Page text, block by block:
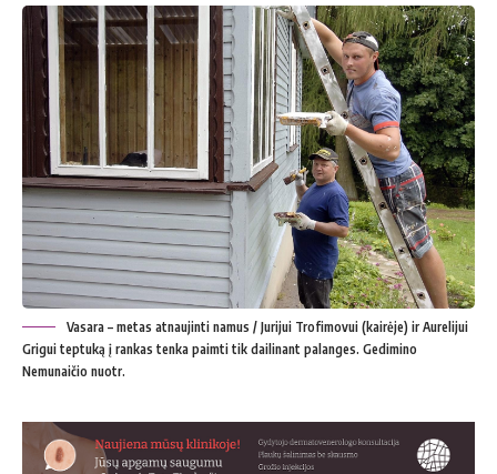
Vasara – metas atnaujinti namus / Jurijui Trofimovui (kairėje) ir Aurelijui
Grigui teptuką į rankas tenka paimti tik dailinant palanges. Gedimino
Nemunaičio nuotr.